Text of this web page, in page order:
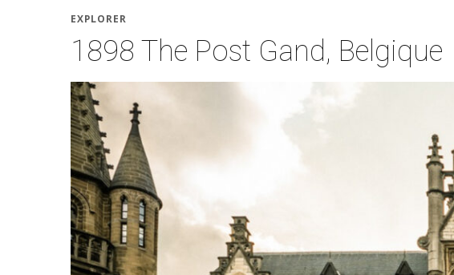
EXPLORER
1898 The Post Gand, Belgique